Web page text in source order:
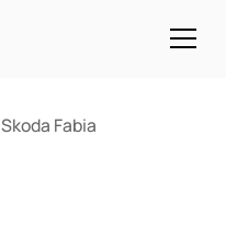
Skoda Fabia